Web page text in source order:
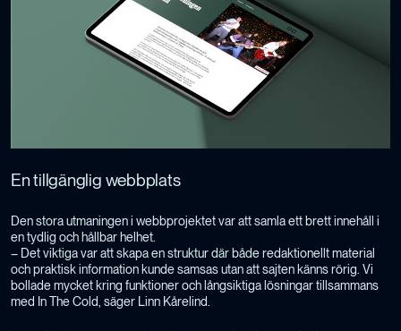
En tillgänglig webbplats
Den stora utmaningen i webbprojektet var att samla ett brett innehåll i
en tydlig och hållbar helhet.
– Det viktiga var att skapa en struktur där både redaktionellt material
och praktisk information kunde samsas utan att sajten känns rörig. Vi
bollade mycket kring funktioner och långsiktiga lösningar tillsammans
med In The Cold, säger Linn Kårelind.